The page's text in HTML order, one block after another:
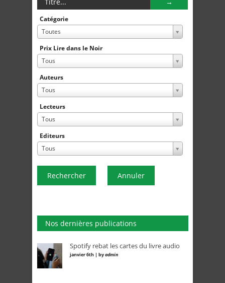
Catégorie
Toutes
Prix Lire dans le Noir
Tous
Auteurs
Tous
Lecteurs
Tous
Editeurs
Tous
Rechercher Annuler
Nos dernières publications
Spotify rebat les cartes du livre audio
janvier 6th | byadmin